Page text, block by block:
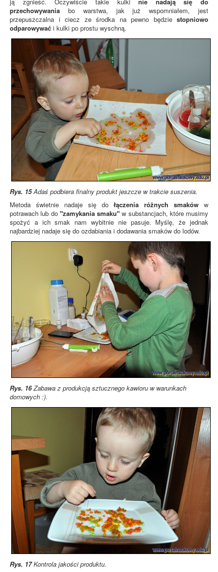
ją zgnieść. Oczywiście takie kulkinie nadają się do
przechowywania bo warstwa, jak już wspomniałem, jest
przepuszczalna i ciecz ze środka na pewno będzie stopniowo
odparowywać i kulki po prostu wyschną.
Rys. 15Adaś podbiera finalny produkt jeszcze w trakcie suszenia.
Metoda świetnie nadaje się dołączenia różnych smaków w
potrawach lub do "zamykania smaku" w substancjach, które musimy
spożyć a ich smak nam wybitnie nie pasuje. Myślę, że jednak
najbardziej nadaje się do ozdabiania i dodawania smaków do lodów.
Rys. 16Zabawa z produkcją sztucznego kawioru w warunkach
domowych :).
Rys. 17Kontrola jakości produktu.